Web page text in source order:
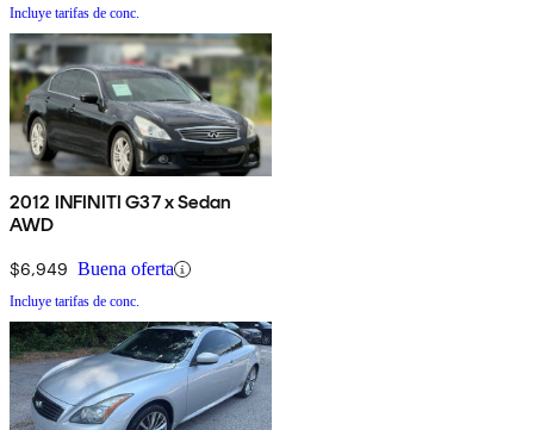
Incluye tarifas de conc.
2012 INFINITI G37 x Sedan
AWD
$6,949 Buena oferta
Incluye tarifas de conc.